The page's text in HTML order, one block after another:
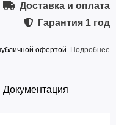
Доставка и оплата
Гарантия 1 год
офертой. Подробнее
Документация